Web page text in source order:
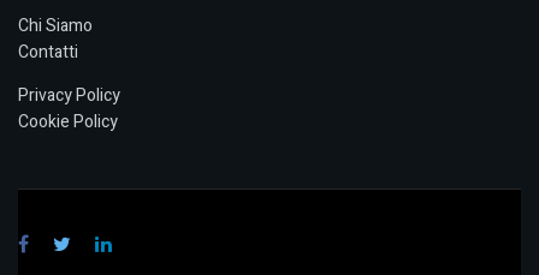
Chi Siamo
Contatti
Privacy Policy
Cookie Policy